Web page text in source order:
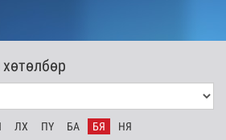
ЛХ ПҮ БА БЯ НЯ